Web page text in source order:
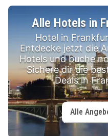
Alle Hotels in
Hotel in
Entdecke jetzt die
Hotels und buche
Sichere dir die
Deals in
Alle